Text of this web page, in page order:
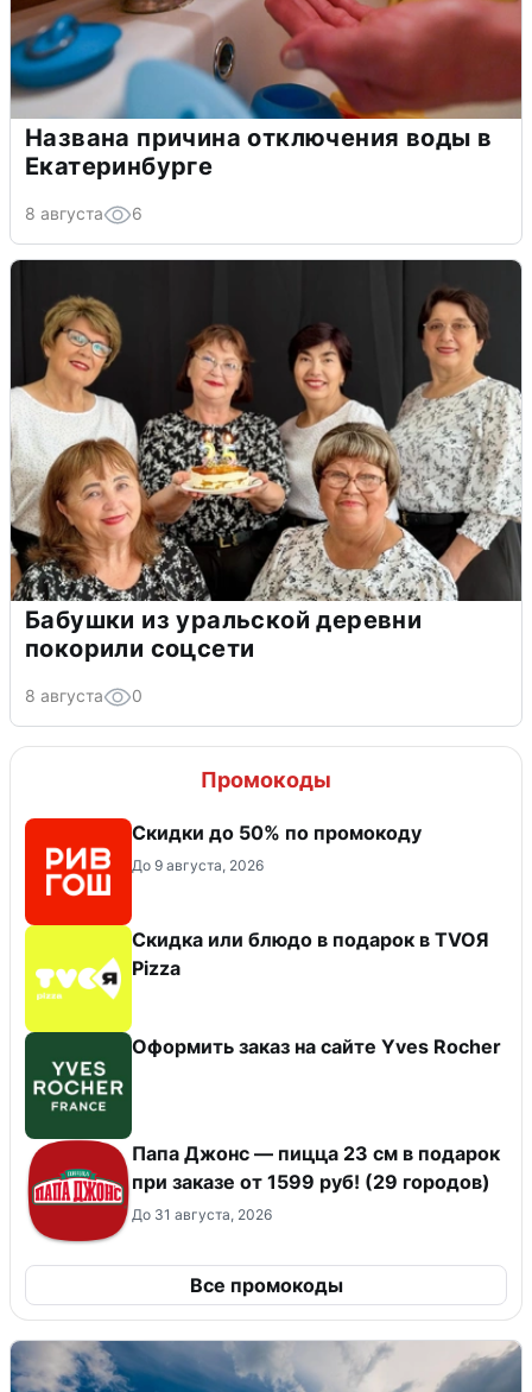
Названа причина отключения воды в
Екатеринбурге
8 августа 6
Бабушки из уральской деревни
покорили соцсети
8 августа 0
Промокоды
Скидки до 50% по промокоду
До 9 августа, 2026
Скидка или блюдо в подарок в TVOЯ
Pizza
Оформить заказ на сайте Yves Rocher
Папа Джонс — пицца 23 см в подарок
при заказе от 1599 руб! (29 городов)
До 31 августа, 2026
Все промокоды